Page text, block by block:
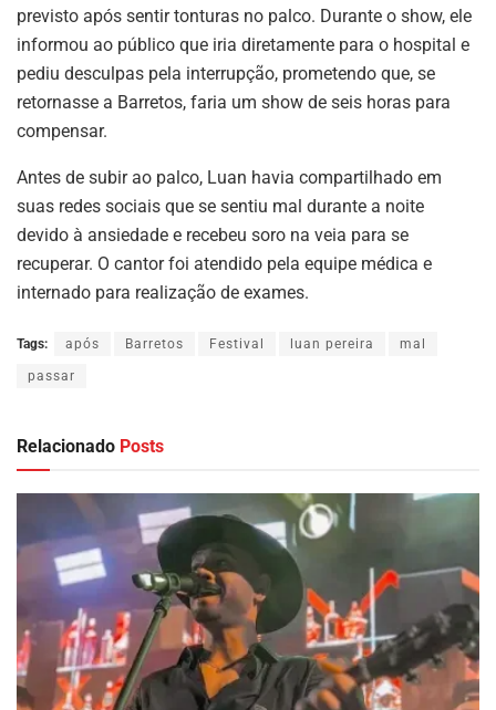
previsto após sentir tonturas no palco. Durante o show, ele
informou ao público que iria diretamente para o hospital e
pediu desculpas pela interrupção, prometendo que, se
retornasse a Barretos, faria um show de seis horas para
compensar.
Antes de subir ao palco, Luan havia compartilhado em
suas redes sociais que se sentiu mal durante a noite
devido à ansiedade e recebeu soro na veia para se
recuperar. O cantor foi atendido pela equipe médica e
internado para realização de exames.
Tags: após Barretos Festival luan pereira mal
passar
Relacionado Posts